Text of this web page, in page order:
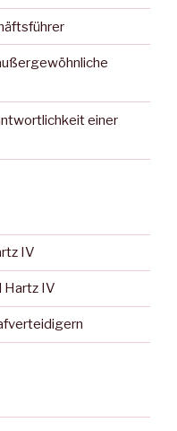
einer
IV
Hartz IV